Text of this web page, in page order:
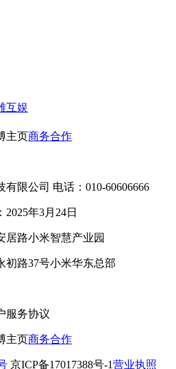
互娱
主页商务合作
限公司 电话：010-60606666
2025年3月24日
居路小米智慧产业园
初路37号小米华东总部
服务协议
主页商务合作
京ICP备17017388号-1营业执照